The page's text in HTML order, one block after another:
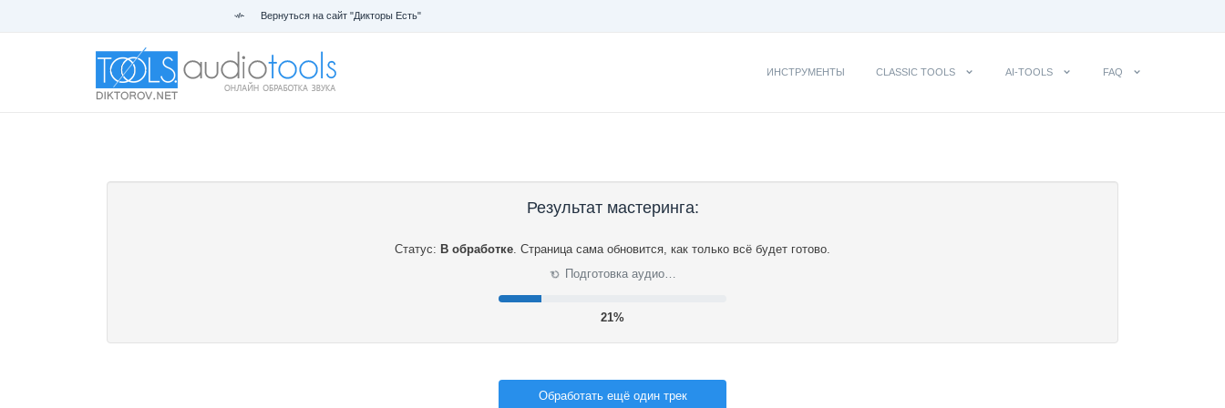
Вернуться на сайт "Дикторы Есть"
ИНСТРУМЕНТЫ CLASSIC TOOLS AI-TOOLS FAQ
Результат мастеринга:
Статус: В обработке. Страница сама обновится, как только всё будет готово.
⟳ Подготовка аудио…
21%
Обработать ещё один трек